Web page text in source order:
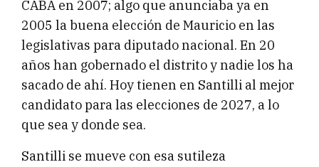
CABA en 2007; algo que anunciaba ya en
2005 la buena elección de Mauricio en las
legislativas para diputado nacional. En 20
años han gobernado el distrito y nadie los ha
sacado de ahí. Hoy tienen en Santilli al mejor
candidato para las elecciones de 2027, a lo
que sea y donde sea.
Santilli se mueve con esa sutileza